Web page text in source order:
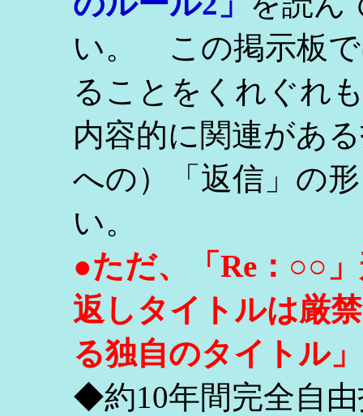
い。 この掲示板で
ることをくれぐれ
内容的に関連があ
への）「返信」の
い。
●ただ、「Re：○○
返しタイトルは厳
る独自のタイトル
◆約10年間完全自